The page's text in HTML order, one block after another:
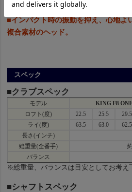
ショットが可能に。
■インパクト時の振動を抑え、心地よ
複合素材のヘッド。
スペック
■クラブスペック
モデル
KING F8
ロフト(度)
22.5 25.5 29.5
ライ(度)
63.5 63.0 62.5
長さ(インチ)
総重量(全番手)
バランス
※総重量、バランスは目安としてお考え
■シャフトスペック